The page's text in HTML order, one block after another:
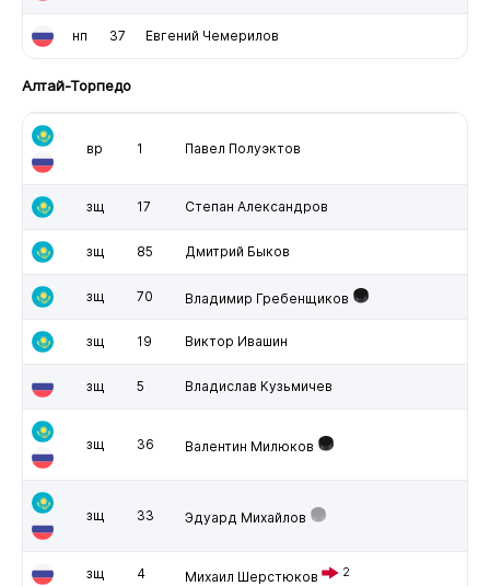
нп 37 Евгений Чемерилов
Алтай-Торпедо
вр 1 Павел Полуэктов
зщ 17 Степан Александров
зщ 85 Дмитрий Быков
зщ 70 Владимир Гребенщиков
зщ 19 Виктор Ивашин
зщ 5 Владислав Кузьмичев
зщ 36 Валентин Милюков
зщ 33 Эдуард Михайлов
зщ 4 Михаил Шерстюков 2